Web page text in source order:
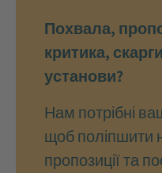
Похвала,
критика,
установи?
Нам потрібні
щоб поліпшити
пропозиції та